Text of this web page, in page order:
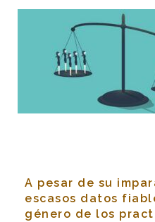
A pesar de su
escasos datos
género de los